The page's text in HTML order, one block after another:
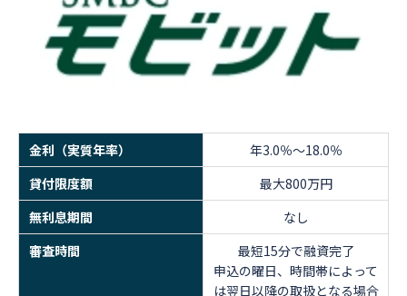
金利（実質年率）
年3.0％～18.0％
貸付限度額
最大800万円
無利息期間
なし
審査時間
最短15分で融資完了
申込の曜日、時間帯によって
は翌日以降の取扱となる場合